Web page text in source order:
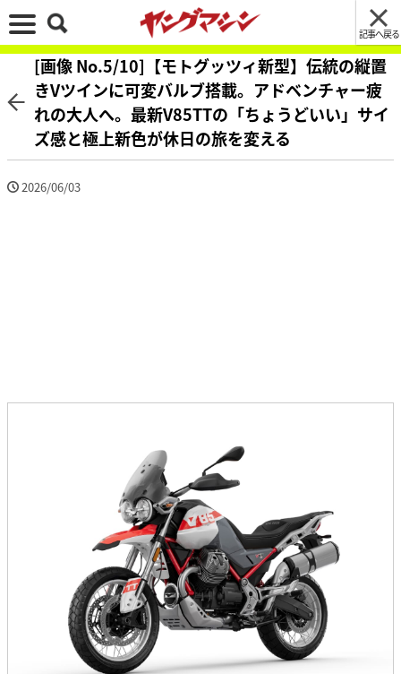
記事へ戻る
[画像 No.5/10]【モトグッツィ新型】伝統の縦置
きVツインに可変バルブ搭載。アドベンチャー疲
れの大人へ。最新V85TTの「ちょうどいい」サイ
ズ感と極上新色が休日の旅を変える
2026/06/03